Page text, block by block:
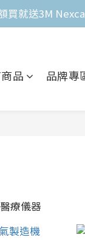
全館滿
買就送3M
品 品牌專
療儀器